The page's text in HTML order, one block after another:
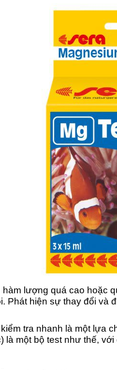
lượng quá cao hoặc
Phát hiện sự thay đổi và
tra nhanh là một
là một bộ test như thế,